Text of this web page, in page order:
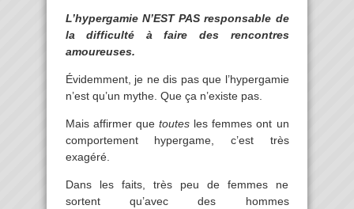
L’hypergamie N’EST PAS responsable de
la difficulté à faire des rencontres
amoureuses.
Évidemment, je ne dis pas que l’hypergamie
n’est qu’un mythe. Que ça n’existe pas.
Mais affirmer que toutesles femmes ont un
comportement hypergame, c’est très
exagéré.
Dans les faits, très peu de femmes ne
sortent qu’avec des hommes